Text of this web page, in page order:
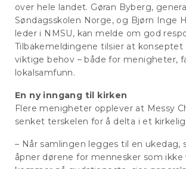
over hele landet. Gøran Byberg,
Søndagsskolen Norge, og Bjørn Inge
leder i NMSU, kan melde om god
Tilbakemeldingene tilsier at
viktige behov – både for menigheter,
lokalsamfunn.
En ny inngang til kirken
Flere menigheter opplever at Messy
senket terskelen for å delta i et kirkelig
– Når samlingen legges til en ukedag,
åpner dørene for mennesker som ikke